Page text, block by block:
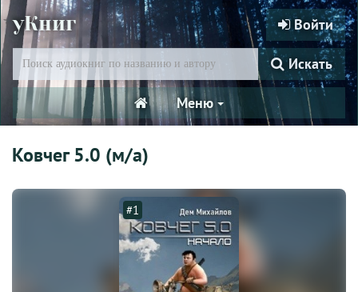
уКниг Войти
Искать
Меню
Ковчег 5.0 (м/а)
#1